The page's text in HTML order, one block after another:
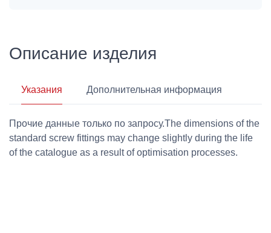
Описание изделия
Указания Дополнительная информация
Прочие данные только по запросу.The dimensions of the
standard screw fittings may change slightly during the life
of the catalogue as a result of optimisation processes.